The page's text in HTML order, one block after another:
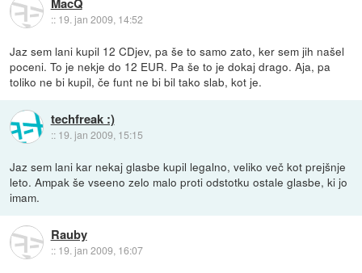
:: 19. jan 2009, 14:52
Jaz sem lani kupil 12 CDjev, pa še to samo zato, ker sem jih našel
poceni. To je nekje do 12 EUR. Pa še to je dokaj drago. Aja, pa
toliko ne bi kupil, če funt ne bi bil tako slab, kot je.
techfreak :)
:: 19. jan 2009, 15:15
Jaz sem lani kar nekaj glasbe kupil legalno, veliko več kot prejšnje
leto. Ampak še vseeno zelo malo proti odstotku ostale glasbe, ki jo
imam.
Rauby
:: 19. jan 2009, 16:07